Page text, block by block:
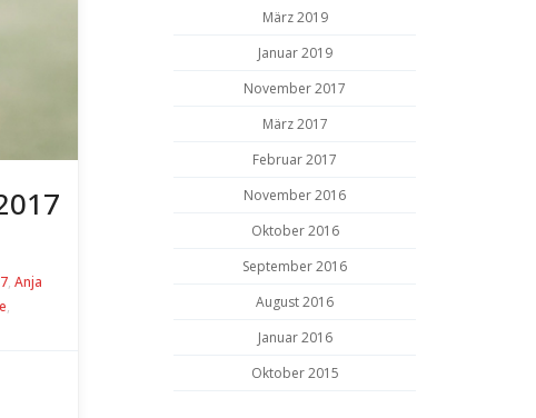
, Anja
,
März 2019
Januar 2019
November 2017
März 2017
Februar 2017
November 2016
Oktober 2016
September 2016
August 2016
Januar 2016
Oktober 2015